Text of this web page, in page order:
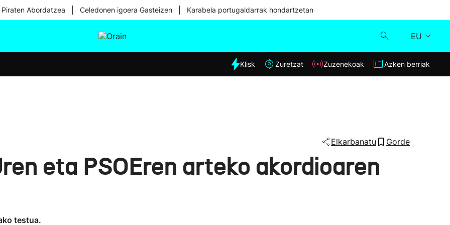
Abordatzea Celedonen igoera Gasteizen Karabela portugaldarrak hondartzetan
EU
Eguraldia
Klisk
Klisk Zuretzat Zuzenekoak Azken berriak
Elkarbanatu Gorde
eta PSOEren arteko akordioaren
testua.